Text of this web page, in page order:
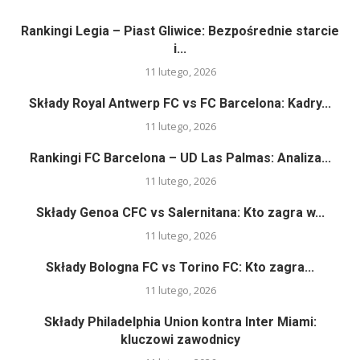
Rankingi Legia – Piast Gliwice: Bezpośrednie starcie
i...
11 lutego, 2026
Składy Royal Antwerp FC vs FC Barcelona: Kadry...
11 lutego, 2026
Rankingi FC Barcelona – UD Las Palmas: Analiza...
11 lutego, 2026
Składy Genoa CFC vs Salernitana: Kto zagra w...
11 lutego, 2026
Składy Bologna FC vs Torino FC: Kto zagra...
11 lutego, 2026
Składy Philadelphia Union kontra Inter Miami:
kluczowi zawodnicy